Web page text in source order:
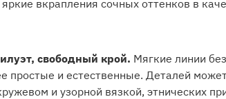
вкрапления сочных оттенков в
свободный крой. Мягкие линии
простые и естественные. Деталей
и узорной вязкой, этнических